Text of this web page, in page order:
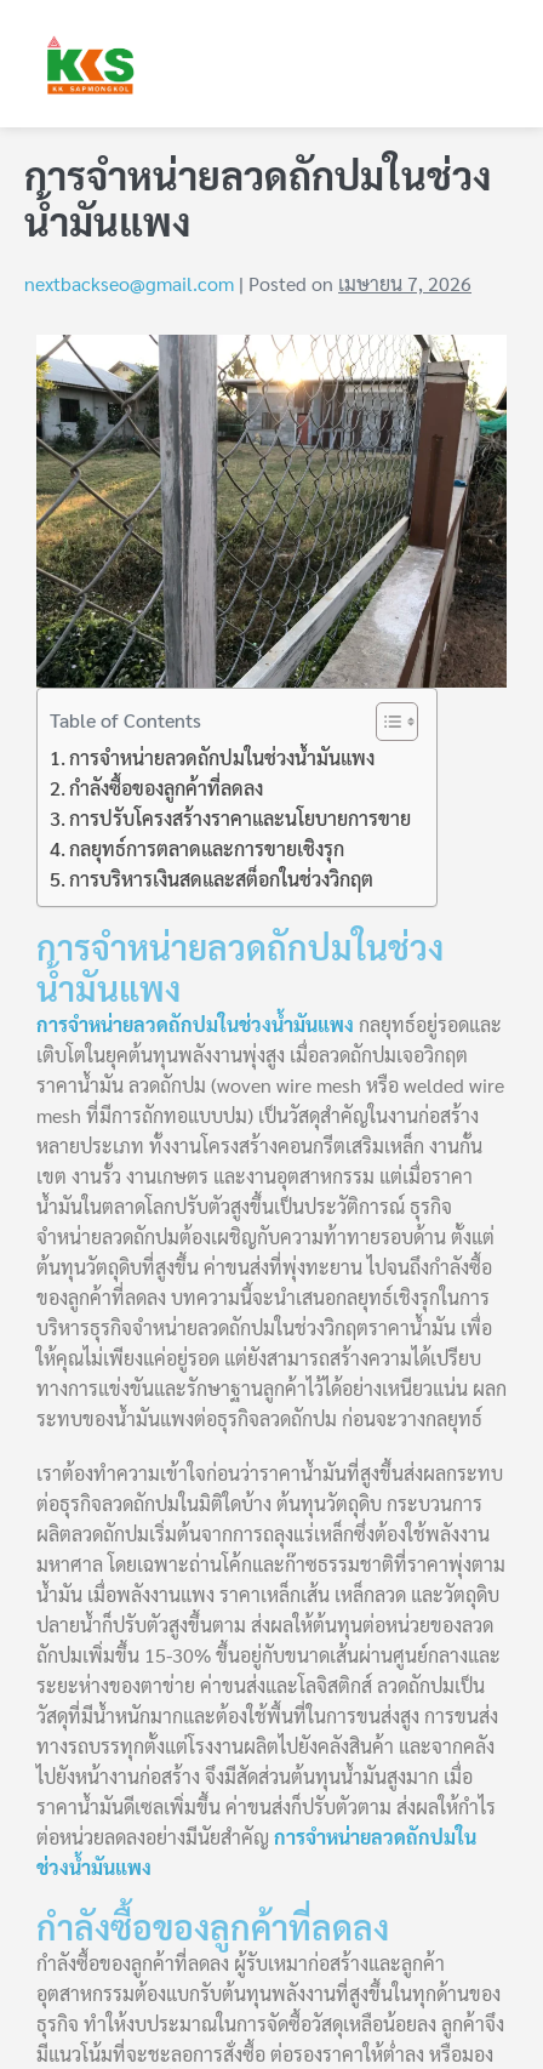
การจำหน่ายลวดถักปมในช่วง
น้ำมันแพง
nextbackseo@gmail.com | Posted on เมษายน 7, 2026
Table of Contents
การจำหน่ายลวดถักปมในช่วงน้ำมันแพง
กำลังซื้อของลูกค้าที่ลดลง
การปรับโครงสร้างราคาและนโยบายการขาย
กลยุทธ์การตลาดและการขายเชิงรุก
การบริหารเงินสดและสต็อกในช่วงวิกฤต
การจำหน่ายลวดถักปมในช่วง
น้ำมันแพง
การจำหน่ายลวดถักปมในช่วงน้ำมันแพง กลยุทธ์อยู่รอดและ
เติบโตในยุคต้นทุนพลังงานพุ่งสูง เมื่อลวดถักปมเจอวิกฤต
ราคาน้ำมัน ลวดถักปม (woven wire mesh หรือ welded wire
mesh ที่มีการถักทอแบบปม) เป็นวัสดุสำคัญในงานก่อสร้าง
หลายประเภท ทั้งงานโครงสร้างคอนกรีตเสริมเหล็ก งานกั้น
เขต งานรั้ว งานเกษตร และงานอุตสาหกรรม แต่เมื่อราคา
น้ำมันในตลาดโลกปรับตัวสูงขึ้นเป็นประวัติการณ์ ธุรกิจ
จำหน่ายลวดถักปมต้องเผชิญกับความท้าทายรอบด้าน ตั้งแต่
ต้นทุนวัตถุดิบที่สูงขึ้น ค่าขนส่งที่พุ่งทะยาน ไปจนถึงกำลังซื้อ
ของลูกค้าที่ลดลง บทความนี้จะนำเสนอกลยุทธ์เชิงรุกในการ
บริหารธุรกิจจำหน่ายลวดถักปมในช่วงวิกฤตราคาน้ำมัน เพื่อ
ให้คุณไม่เพียงแค่อยู่รอด แต่ยังสามารถสร้างความได้เปรียบ
ทางการแข่งขันและรักษาฐานลูกค้าไว้ได้อย่างเหนียวแน่น ผลก
ระทบของน้ำมันแพงต่อธุรกิจลวดถักปม ก่อนจะวางกลยุทธ์
เราต้องทำความเข้าใจก่อนว่าราคาน้ำมันที่สูงขึ้นส่งผลกระทบ
ต่อธุรกิจลวดถักปมในมิติใดบ้าง ต้นทุนวัตถุดิบ กระบวนการ
ผลิตลวดถักปมเริ่มต้นจากการถลุงแร่เหล็กซึ่งต้องใช้พลังงาน
มหาศาล โดยเฉพาะถ่านโค้กและก๊าซธรรมชาติที่ราคาพุ่งตาม
น้ำมัน เมื่อพลังงานแพง ราคาเหล็กเส้น เหล็กลวด และวัตถุดิบ
ปลายน้ำก็ปรับตัวสูงขึ้นตาม ส่งผลให้ต้นทุนต่อหน่วยของลวด
ถักปมเพิ่มขึ้น 15-30% ขึ้นอยู่กับขนาดเส้นผ่านศูนย์กลางและ
ระยะห่างของตาข่าย ค่าขนส่งและโลจิสติกส์ ลวดถักปมเป็น
วัสดุที่มีน้ำหนักมากและต้องใช้พื้นที่ในการขนส่งสูง การขนส่ง
ทางรถบรรทุกตั้งแต่โรงงานผลิตไปยังคลังสินค้า และจากคลัง
ไปยังหน้างานก่อสร้าง จึงมีสัดส่วนต้นทุนน้ำมันสูงมาก เมื่อ
ราคาน้ำมันดีเซลเพิ่มขึ้น ค่าขนส่งก็ปรับตัวตาม ส่งผลให้กำไร
ต่อหน่วยลดลงอย่างมีนัยสำคัญ การจำหน่ายลวดถักปมใน
ช่วงน้ำมันแพง
กำลังซื้อของลูกค้าที่ลดลง
กำลังซื้อของลูกค้าที่ลดลง ผู้รับเหมาก่อสร้างและลูกค้า
อุตสาหกรรมต้องแบกรับต้นทุนพลังงานที่สูงขึ้นในทุกด้านของ
ธุรกิจ ทำให้งบประมาณในการจัดซื้อวัสดุเหลือน้อยลง ลูกค้าจึง
มีแนวโน้มที่จะชะลอการสั่งซื้อ ต่อรองราคาให้ต่ำลง หรือมอง